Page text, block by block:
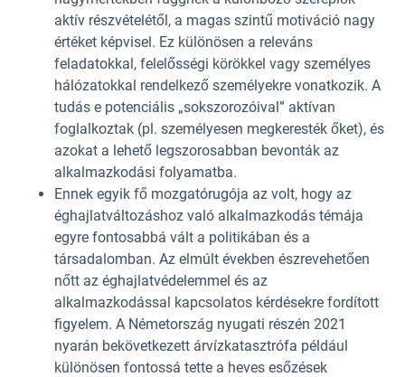
aktív részvételétől, a magas szintű motiváció nagy
értéket képvisel. Ez különösen a releváns
feladatokkal, felelősségi körökkel vagy személyes
hálózatokkal rendelkező személyekre vonatkozik. A
tudás e potenciális „sokszorozóival” aktívan
foglalkoztak (pl. személyesen megkeresték őket), és
azokat a lehető legszorosabban bevonták az
alkalmazkodási folyamatba.
Ennek egyik fő mozgatórugója az volt, hogy az
éghajlatváltozáshoz való alkalmazkodás témája
egyre fontosabbá vált a politikában és a
társadalomban. Az elmúlt években észrevehetően
nőtt az éghajlatvédelemmel és az
alkalmazkodással kapcsolatos kérdésekre fordított
figyelem. A Németország nyugati részén 2021
nyarán bekövetkezett árvízkatasztrófa például
különösen fontossá tette a heves esőzések